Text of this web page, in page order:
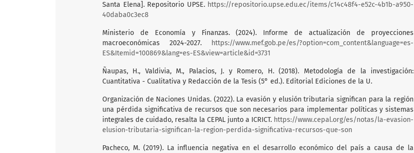
Santa Elena]. Repositorio UPSE. https://repositorio.upse.edu.ec/items/c14c48f4-e52c-4b1b-a950-
40daba0c3ec8
Ministerio de Economía y Finanzas. (2024). Informe de actualización de proyecciones
macroeconómicas 2024-2027.
https://www.mef.gob.pe/es/?option=com_content&language=es-
ES&Itemid=100869&lang=es-ES&view=article&id=3731
Ñaupas, H., Valdivia, M., Palacios, J. y Romero, H. (2018). Metodología de la investigación:
Cuantitativa - Cualitativa y Redacción de la Tesis (5° ed.). Editorial Ediciones de la U.
Organización de Naciones Unidas. (2022). La evasión y elusión tributaria significan para la región
una pérdida significativa de recursos que son necesarios para implementar políticas y sistemas
integrales de cuidado, resalta la CEPAL junto a ICRICT. https://www.cepal.org/es/notas/la-evasion-
elusion-tributaria-significan-la-region-perdida-significativa-recursos-que-son
Pacheco, M. (2019). La influencia negativa en el desarrollo económico del país a causa de la